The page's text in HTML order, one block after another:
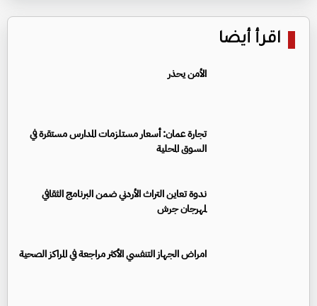
اقرأ أيضا
الأمن يحذر
تجارة عمان: أسعار مستلزمات المدارس مستقرة في
السوق المحلية
ندوة تعاين التراث الأردني ضمن البرنامج الثقافي
لمهرجان جرش
امراض الجهاز التنفسي الأكثر مراجعة في المراكز الصحية